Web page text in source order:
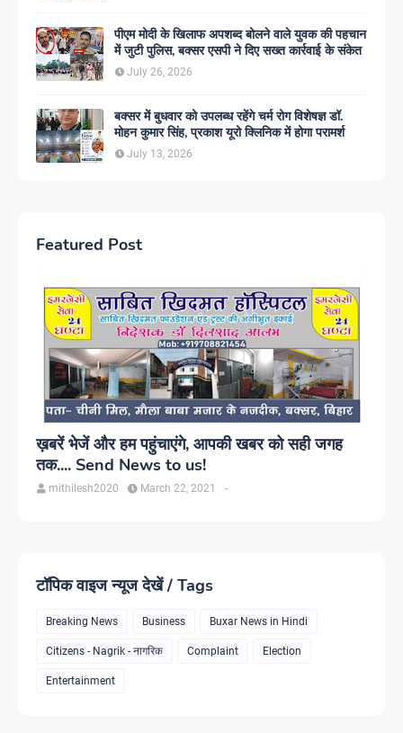
पीएम मोदी के खिलाफ अपशब्द बोलने वाले युवक की पहचान
में जुटी पुलिस, बक्सर एसपी ने दिए सख्त कार्रवाई के संकेत
July 26, 2026
बक्सर में बुधवार को उपलब्ध रहेंगे चर्म रोग विशेषज्ञ डॉ.
मोहन कुमार सिंह, प्रकाश यूरो क्लिनिक में होगा परामर्श
July 13, 2026
Featured Post
ख़बरें भेजें और हम पहुंचाएंगे, आपकी खबर को सही जगह
तक.... Send News to us!
mithilesh2020 -
March 22, 2021
टॉपिक वाइज न्यूज देखें / Tags
Breaking News Business Buxar News in Hindi
Citizens - Nagrik - नागरिक Complaint Election
Entertainment